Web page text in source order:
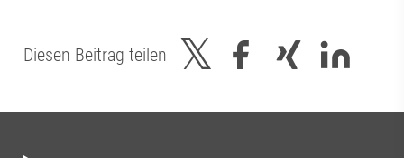
Diesen Beitrag teilen